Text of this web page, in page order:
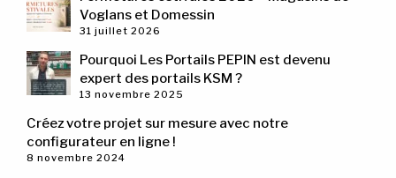
Voglans et Domessin
31 juillet 2026
Pourquoi Les Portails PEPIN est devenu
expert des portails KSM ?
13 novembre 2025
Créez votre projet sur mesure avec notre
configurateur en ligne !
8 novembre 2024